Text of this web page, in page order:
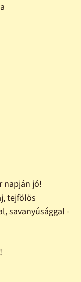
napján jó!
tejfölös
savanyúsággal -